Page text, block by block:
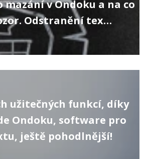
v Ondoku a na co
Odstranění tex…
užitečných funkcí, díky
Ondoku, software pro
ještě pohodlnější!